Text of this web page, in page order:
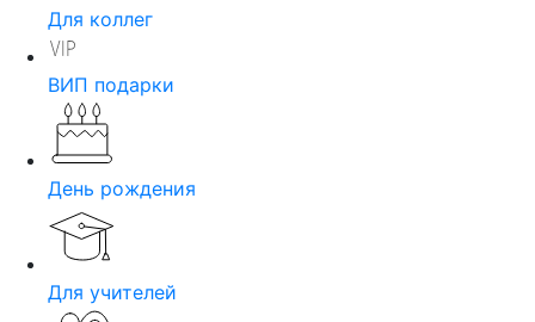
Для коллег
ВИП подарки
День рождения
Для учителей